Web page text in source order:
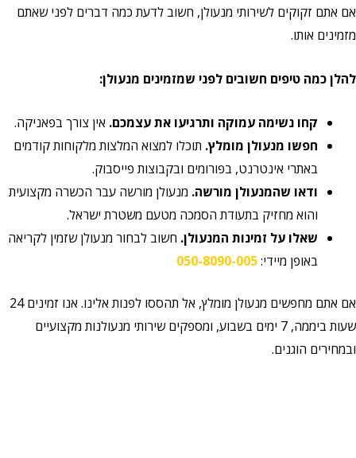
אם אתם זקוקים לשירותי מנעולן, חשוב לדעת כמה דברים לפני שאתם
מזמינים אותו.
להלן כמה טיפים חשובים לפני שמזמינים מנעולן:
קחו נשימה עמוקה ותרגיעו את עצמכם. אין צורך בפאניקה.
חפשו מנעולן מומלץ. תוכלו למצוא המלצות מלקוחות קודמים
באתרי אינטרנט, בפורומים ובקבוצות פייסבוק.
ודאו שהמנעולן מורשה. מנעולן מורשה עבר הכשרה מקצועית
והוא מחזיק בתעודת הסמכה מטעם משטרת ישראל.
שאלו על זמינות המנעולן. חשוב לבחור מנעולן שזמין לקריאה
באופן מיידי:050-8090-005
אם אתם מחפשים מנעולן מומלץ, אל תהססו לפנות אלינו. אנו זמינים 24
שעות ביממה, 7 ימים בשבוע, ומספקים שירותי מנעולנות מקצועיים
ובמחירים הוגנים.